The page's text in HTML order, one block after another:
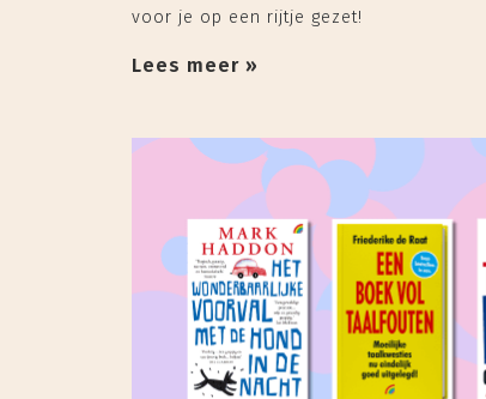
voor je op een rijtje gezet!
Lees meer »